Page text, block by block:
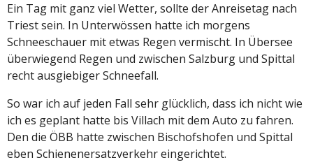
Ein Tag mit ganz viel Wetter, sollte der Anreisetag nach
Triest sein. In Unterwössen hatte ich morgens
Schneeschauer mit etwas Regen vermischt. In Übersee
überwiegend Regen und zwischen Salzburg und Spittal
recht ausgiebiger Schneefall.
So war ich auf jeden Fall sehr glücklich, dass ich nicht wie
ich es geplant hatte bis Villach mit dem Auto zu fahren.
Den die ÖBB hatte zwischen Bischofshofen und Spittal
eben Schienenersatzverkehr eingerichtet.